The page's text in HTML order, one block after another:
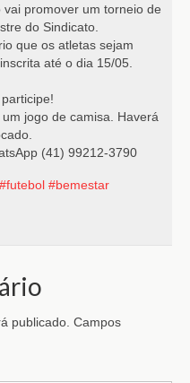
promover um torneio de
do Sindicato.
que os atletas sejam
até o dia 15/05.
jogo de camisa. Haverá
(41) 99212-3790
#futebol #bemestar
publicado. Campos